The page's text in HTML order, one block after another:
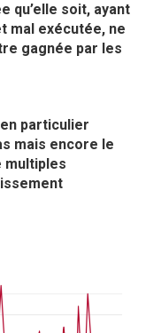
qu’elle soit, ayant
mal exécutée, ne
gagnée par les
particulier
mais encore le
multiples